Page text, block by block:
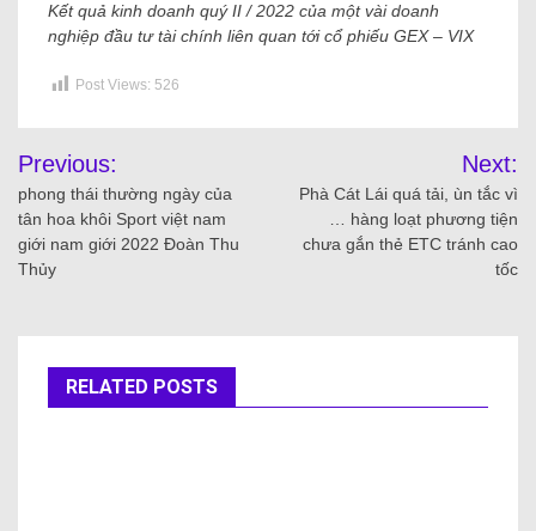
Kết quả kinh doanh quý II / 2022 của một vài doanh
nghiệp đầu tư tài chính liên quan tới cổ phiếu GEX – VIX
Post Views: 526
Previous:
phong thái thường ngày của
tân hoa khôi Sport việt nam
giới nam giới 2022 Đoàn Thu
Thủy
Next:
Phà Cát Lái quá tải, ùn tắc vì
… hàng loạt phương tiện
chưa gắn thẻ ETC tránh cao
tốc
RELATED POSTS